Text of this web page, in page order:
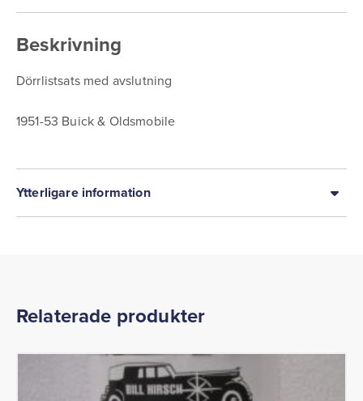
Beskrivning
Dörrlistsats med avslutning
1951-53 Buick & Oldsmobile
Ytterligare information
Relaterade produkter